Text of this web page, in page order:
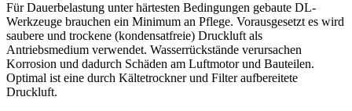
Für Dauerbelastung unter härtesten Bedingungen gebaute DL-
Werkzeuge brauchen ein Minimum an Pflege. Vorausgesetzt es wird
saubere und trockene (kondensatfreie) Druckluft als
Antriebsmedium verwendet. Wasserrückstände verursachen
Korrosion und dadurch Schäden am Luftmotor und Bauteilen.
Optimal ist eine durch Kältetrockner und Filter aufbereitete
Druckluft.